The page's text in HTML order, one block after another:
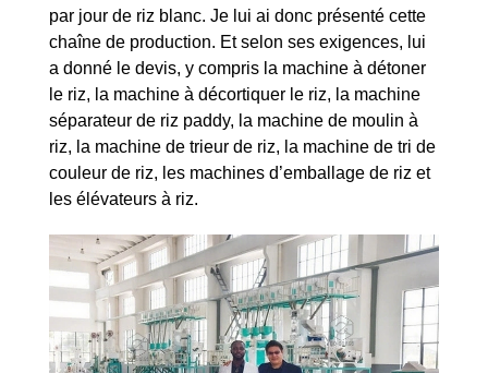
par jour de riz blanc. Je lui ai donc présenté cette
chaîne de production. Et selon ses exigences, lui
a donné le devis, y compris la machine à détoner
le riz, la machine à décortiquer le riz, la machine
séparateur de riz paddy, la machine de moulin à
riz, la machine de trieur de riz, la machine de tri de
couleur de riz, les machines d’emballage de riz et
les élévateurs à riz.